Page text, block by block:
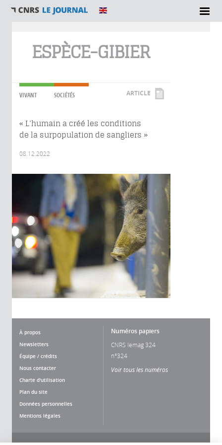
ESPÈCE-GIBIER
VIVANT SOCIÉTÉS ARTICLE
« L’humain a créé les conditions
de la surpopulation de sangliers »
08.12.2022
À propos
Newsletters
Équipe / crédits
Nous contacter
Charte d'utilisation
Plan du site
Données personnelles
Mentions légales
Numéros papiers
CNRS lemag 324
n°324
Voir tous les numéros